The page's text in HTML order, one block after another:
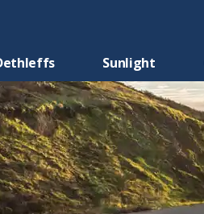
Sunlight